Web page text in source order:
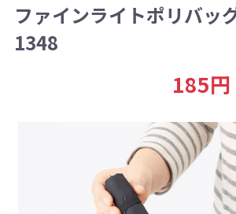
ファインライトポリバッ
1348
185円